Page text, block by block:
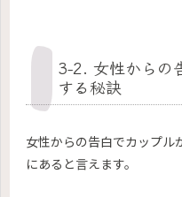
3-2. 女性からの
する秘訣
女性からの告白でカップル
にあると言えます。